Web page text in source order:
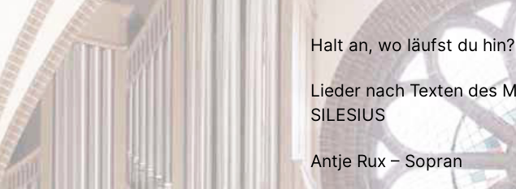
Halt an, wo läufst du
Lieder nach Texten des
SILESIUS
Antje Rux – Sopran